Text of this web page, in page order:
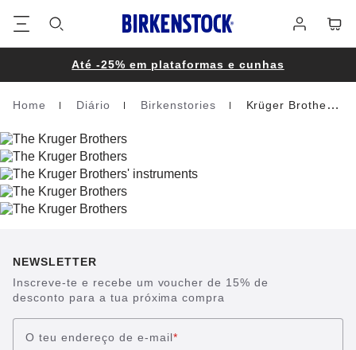
sessão
Até -25% em plataformas e cunhas
Homepage
Home Diário Birkenstories Krüger Brothers
NEWSLETTER
Inscreve-te e recebe um voucher de 15% de
desconto para a tua próxima compra
O teu endereço de e-mail*